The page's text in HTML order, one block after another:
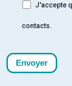
J'accepte
contacts.